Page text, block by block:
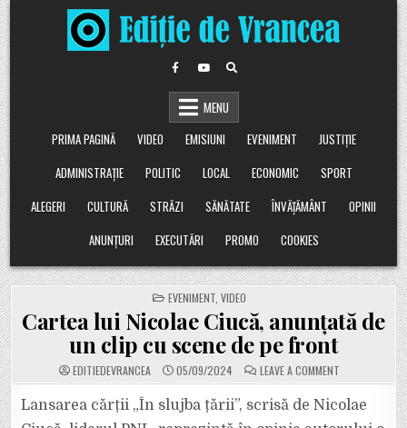
Skip
to
content
MENU
PRIMA PAGINĂ
VIDEO EMISIUNI EVENIMENT
JUSTIȚIE
ADMINISTRAȚIE
POLITIC LOCAL ECONOMIC
SPORT
ALEGERI
CULTURĂ STRĂZI SĂNĂTATE ÎNVĂȚĂMÂNT
OPINII
ANUNȚURI
EXECUTĂRI PROMO COOKIES
POSTED
IN
EVENIMENT, VIDEO
Cartea lui Nicolae Ciucă, anunțată de
un clip cu scene de pe front
EDITIEDEVRANCEA 05/09/2024 LEAVE A COMMENTON
CARTEA
NICOLAE
CIUCĂ,
ANUNȚATĂ
Lansarea cărții „În slujba țării”, scrisă de Nicolae